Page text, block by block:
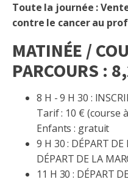
Toute la journée :
contre le cancer au
MATINÉE /
PARCOURS :
8 H - 9 H 30 :
Tarif : 10 € (course
Enfants : gratuit
9 H 30 : DÉPART DE
DÉPART DE LA
11 H 30 : DÉPART